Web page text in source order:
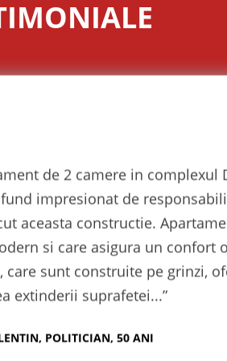
unei
ce mai
la cine
se
un
de 2 camere in complexul
impresionat de
aceasta constructie.
si care asigura un confort
care sunt construite pe grinzi,
extinderii suprafetei...”
POLITICIAN, 50 ANI
“Sunt foarte incantata de
recomanda tututor cunostintelor
seriozitatea echipei Dream
inceput, primind tot suportul de
programul Prima Casa. Parcarea
de confort, liftul fiind accesibil